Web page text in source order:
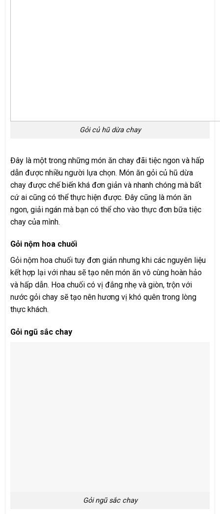
Gỏi củ hũ dừa chay
Đây là một trong những món ăn chay đãi tiệc ngon và hấp
dẫn được nhiều người lựa chọn. Món ăn gỏi củ hũ dừa
chay được chế biến khá đơn giản và nhanh chóng mà bất
cứ ai cũng có thể thực hiện được. Đây cũng là món ăn
ngon, giải ngán mà bạn có thể cho vào thực đơn bữa tiệc
chay của mình.
Gỏi nộm hoa chuối
Gỏi nộm hoa chuối tuy đơn giản nhưng khi các nguyên liệu
kết hợp lại với nhau sẽ tạo nên món ăn vô cùng hoàn hảo
và hấp dẫn. Hoa chuối có vị đắng nhẹ và giòn, trộn với
nước gỏi chay sẽ tạo nên hương vị khó quên trong lòng
thực khách.
Gỏi ngũ sắc chay
Gỏi ngũ sắc chay